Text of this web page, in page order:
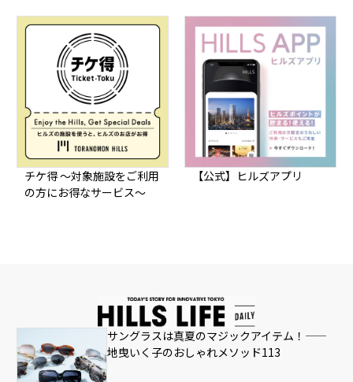
チケ得 ～対象施設をご利用
の方にお得なサービス～
【公式】ヒルズアプリ
サングラスは真夏のマジックアイテム！——
地曳いく子のおしゃれメソッド113